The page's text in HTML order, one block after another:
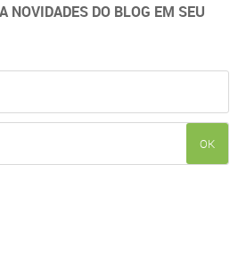
NOVIDADES DO BLOG EM SEU
OK